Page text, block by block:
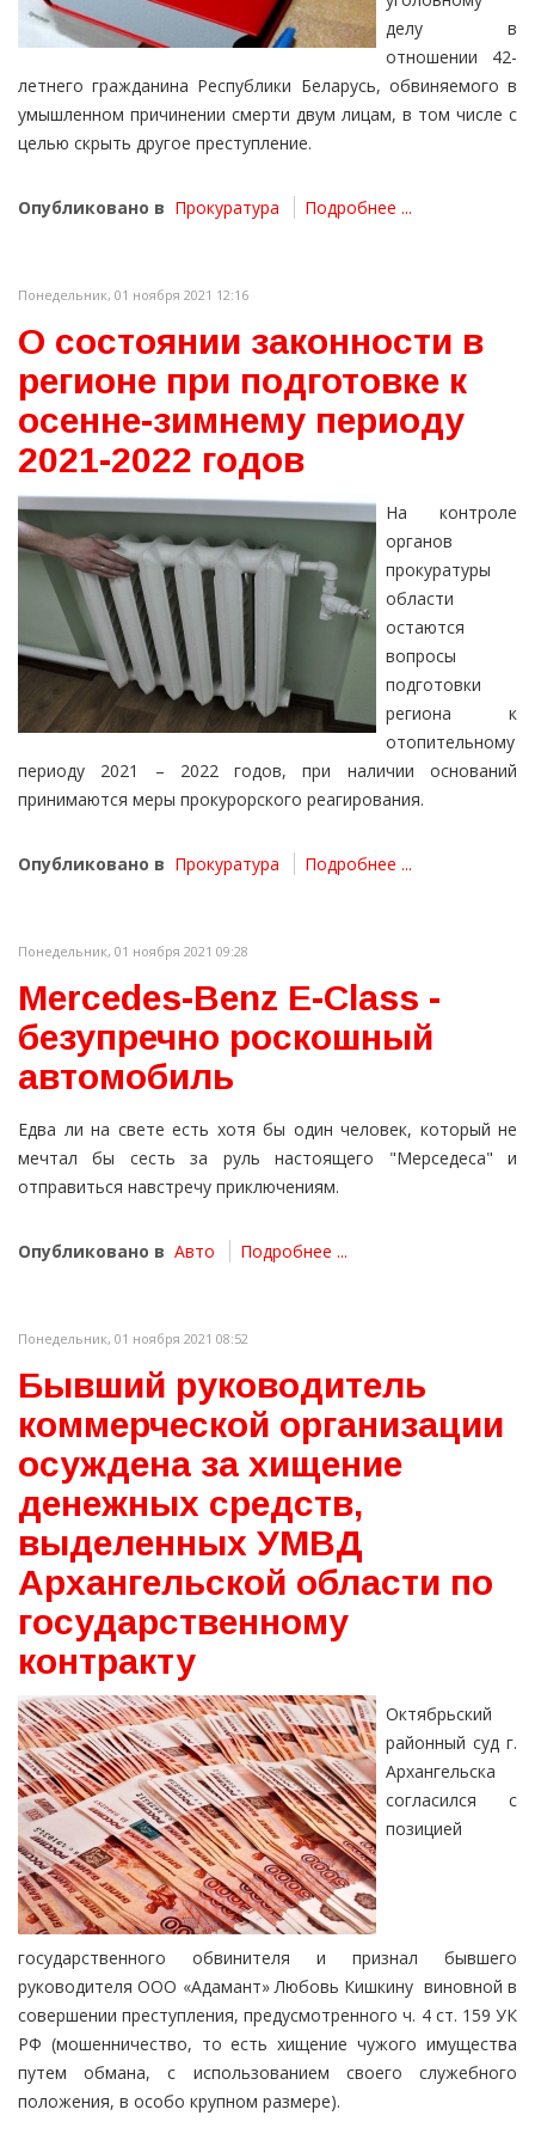
делу в
отношении 42-
летнего гражданина Республики Беларусь, обвиняемого в
умышленном причинении смерти двум лицам, в том числе с
целью скрыть другое преступление.
Опубликовано в Прокуратура Подробнее ...
Понедельник, 01 ноября 2021 12:16
О состоянии законности в
регионе при подготовке к
осенне-зимнему периоду
2021-2022 годов
На контроле
органов
прокуратуры
области
остаются
вопросы
подготовки
региона к
отопительному
периоду 2021 – 2022 годов, при наличии оснований
принимаются меры прокурорского реагирования.
Опубликовано в Прокуратура Подробнее ...
Понедельник, 01 ноября 2021 09:28
Mercedes-Benz E-Class -
безупречно роскошный
автомобиль
Едва ли на свете есть хотя бы один человек, который не
мечтал бы сесть за руль настоящего "Мерседеса" и
отправиться навстречу приключениям.
Опубликовано в Авто Подробнее ...
Понедельник, 01 ноября 2021 08:52
Бывший руководитель
коммерческой организации
осуждена за хищение
денежных средств,
выделенных УМВД
Архангельской области по
государственному
контракту
Октябрьский
районный суд г.
Архангельска
согласился с
позицией
государственного обвинителя и признал бывшего
руководителя ООО «Адамант» Любовь Кишкину виновной в
совершении преступления, предусмотренного ч. 4 ст. 159 УК
РФ (мошенничество, то есть хищение чужого имущества
путем обмана, с использованием своего служебного
положения, в особо крупном размере).